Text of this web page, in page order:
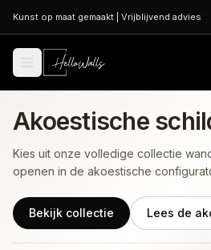
Ga naar hoofdinhoud
Kunst op maat gemaakt Vrijblijvend advies
Akoestische
Kies uit onze volledige collectie
openen in de akoestische
Bekijk collectie Lees de